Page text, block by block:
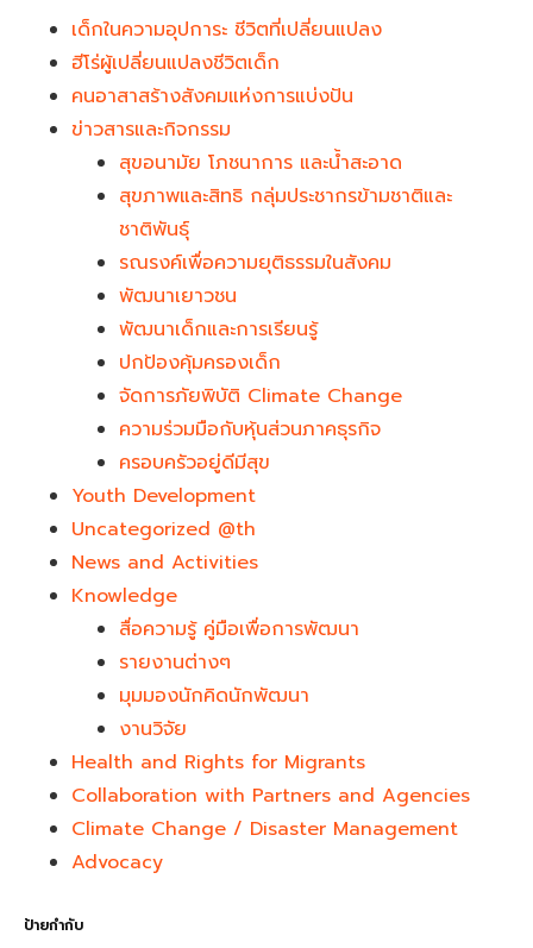
เด็กในความอุปการะ ชีวิตที่เปลี่ยนแปลง
ฮีโร่ผู้เปลี่ยนแปลงชีวิตเด็ก
คนอาสาสร้างสังคมแห่งการแบ่งปัน
ข่าวสารและกิจกรรม
สุขอนามัย โภชนาการ และน้ำสะอาด
สุขภาพและสิทธิ กลุ่มประชากรข้ามชาติและ
ชาติพันธุ์
รณรงค์เพื่อความยุติธรรมในสังคม
พัฒนาเยาวชน
พัฒนาเด็กและการเรียนรู้
ปกป้องคุ้มครองเด็ก
จัดการภัยพิบัติ Climate Change
ความร่วมมือกับหุ้นส่วนภาคธุรกิจ
ครอบครัวอยู่ดีมีสุข
Youth Development​
Uncategorized @th
News and Activities
Knowledge
สื่อความรู้ คู่มือเพื่อการพัฒนา
รายงานต่างๆ
มุมมองนักคิดนักพัฒนา
งานวิจัย
Health and Rights for Migrants
Collaboration with Partners and Agencies
Climate Change / Disaster Management
Advocacy
ป้ายกำกับ